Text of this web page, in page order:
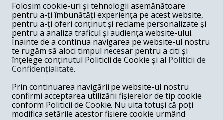
Comentariu
Postează comentariu
ion ion -02-12-2017
Interesant deci securitatea e asa dai in mine dai in
tine,dai in fabrici si uzine ,lovesti in generalul de
diamant???
Folosim cookie-uri și tehnologii asemănătoare
pentru a-ți îmbunătăți experiența pe acest website,
pentru a-ți oferi conținut și reclame personalizate și
pentru a analiza traficul și audiența website-ului.
Înainte de a continua navigarea pe website-ul nostru
te rugăm să aloci timpul necesar pentru a citi și
înțelege conținutul Politicii de Cookie și al Politicii de
Confidențialitate.
Prin continuarea navigării pe website-ul nostru
confirmi acceptarea utilizării fișierelor de tip cookie
conform Politicii de Cookie. Nu uita totuși că poți
modifica setările acestor fișiere cookie urmând